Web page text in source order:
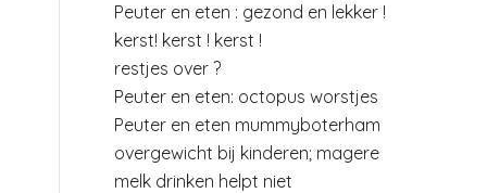
Peuter en eten : gezond en lekker !
kerst! kerst ! kerst !
restjes over ?
Peuter en eten: octopus worstjes
Peuter en eten mummyboterham
overgewicht bij kinderen; magere
melk drinken helpt niet